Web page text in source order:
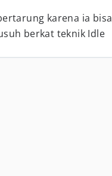
karena ia bisa
berkat teknik Idle